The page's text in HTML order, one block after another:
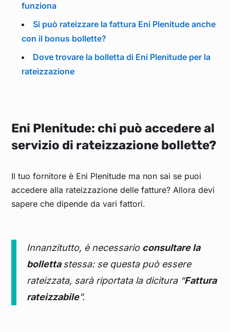
funziona
Si può rateizzare la fattura Eni Plenitude anche
con il bonus bollette?
Dove trovare la bolletta di Eni Plenitude per la
rateizzazione
Eni Plenitude: chi può accedere al
servizio di rateizzazione bollette?
Il tuo fornitore è Eni Plenitude ma non sai se puoi
accedere alla rateizzazione delle fatture? Allora devi
sapere che dipende da vari fattori.
Innanzitutto, è necessario consultare la
bollettastessa: se questa può essere
rateizzata, sarà riportata la dicitura “Fattura
rateizzabile”.